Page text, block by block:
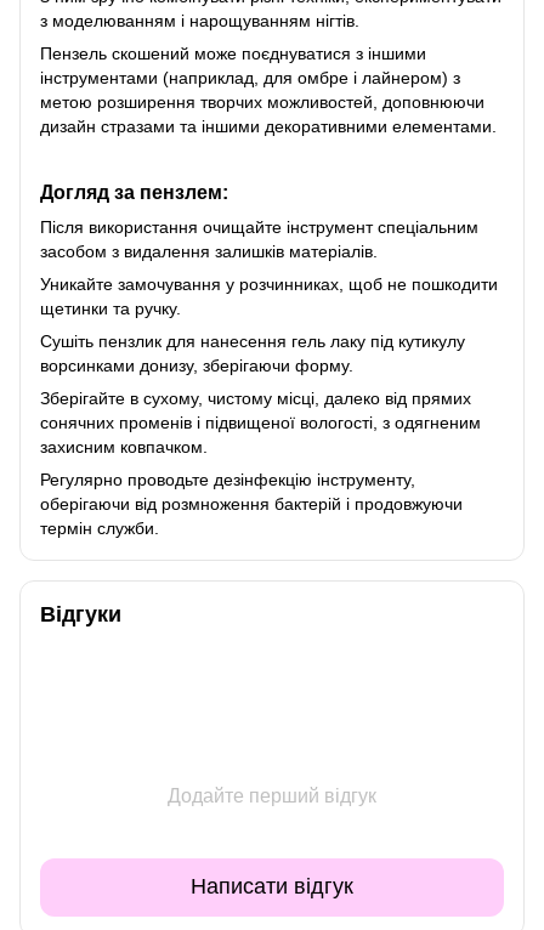
з моделюванням і нарощуванням нігтів.
Пензель скошений може поєднуватися з іншими
інструментами (наприклад, для омбре і лайнером) з
метою розширення творчих можливостей, доповнюючи
дизайн стразами та іншими декоративними елементами.
Догляд за пензлем:
Після використання очищайте інструмент спеціальним
засобом з видалення залишків матеріалів.
Уникайте замочування у розчинниках, щоб не пошкодити
щетинки та ручку.
Сушіть пензлик для нанесення гель лаку під кутикулу
ворсинками донизу, зберігаючи форму.
Зберігайте в сухому, чистому місці, далеко від прямих
сонячних променів і підвищеної вологості, з одягненим
захисним ковпачком.
Регулярно проводьте дезінфекцію інструменту,
оберігаючи від розмноження бактерій і продовжуючи
термін служби.
Відгуки
Додайте перший відгук
Написати відгук